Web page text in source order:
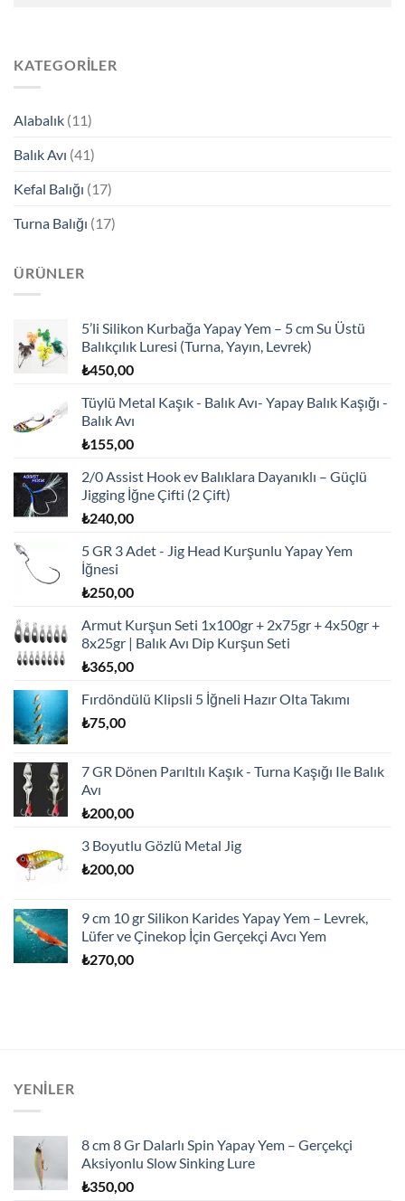
KATEGORILER
Alabalık (11)
Balık Avı (41)
Kefal Balığı (17)
Turna Balığı (17)
ÜRÜNLER
5’li Silikon Kurbağa Yapay Yem – 5 cm Su Üstü
Balıkçılık Luresi (Turna, Yayın, Levrek)
₺450,00
Tüylü Metal Kaşık - Balık Avı- Yapay Balık Kaşığı -
Balık Avı
₺155,00
2/0 Assist Hook ev Balıklara Dayanıklı – Güçlü
Jigging İğne Çifti (2 Çift)
₺240,00
5 GR 3 Adet - Jig Head Kurşunlu Yapay Yem
İğnesi
₺250,00
Armut Kurşun Seti 1x100gr + 2x75gr + 4x50gr +
8x25gr | Balık Avı Dip Kurşun Seti
₺365,00
Fırdöndülü Klipsli 5 İğneli Hazır Olta Takımı
₺75,00
7 GR Dönen Parıltılı Kaşık - Turna Kaşığı Ile Balık
Avı
₺200,00
3 Boyutlu Gözlü Metal Jig
₺200,00
9 cm 10 gr Silikon Karides Yapay Yem – Levrek,
Lüfer ve Çinekop İçin Gerçekçi Avcı Yem
₺270,00
YENILER
8 cm 8 Gr Dalarlı Spin Yapay Yem – Gerçekçi
Aksiyonlu Slow Sinking Lure
₺350,00